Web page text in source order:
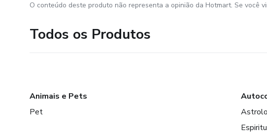
O conteúdo deste produto não representa a opinião da Hotmart. Se você
Todos os Produtos
Animais e Pets
Pet